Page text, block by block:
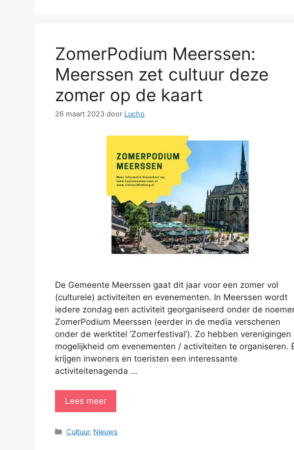
ZomerPodium Meerssen:
Meerssen zet cultuur deze
zomer op de kaart
26 maart 2023 door Lucho
De Gemeente Meerssen gaat dit jaar voor een zomer vol
(culturele) activiteiten en evenementen. In Meerssen wordt
iedere zondag een activiteit georganiseerd onder de
ZomerPodium Meerssen (eerder in de media verschenen
onder de werktitel ‘Zomerfestival’). Zo hebben verenigingen
mogelijkheid om evenementen / activiteiten te organiseren.
krijgen inwoners en toeristen een interessante
activiteitenagenda …
Lees meer
Categorieën
Cultuur, Nieuws